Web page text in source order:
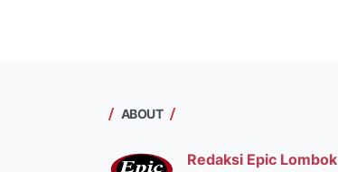
ABOUT
Redaksi Epic Lombok